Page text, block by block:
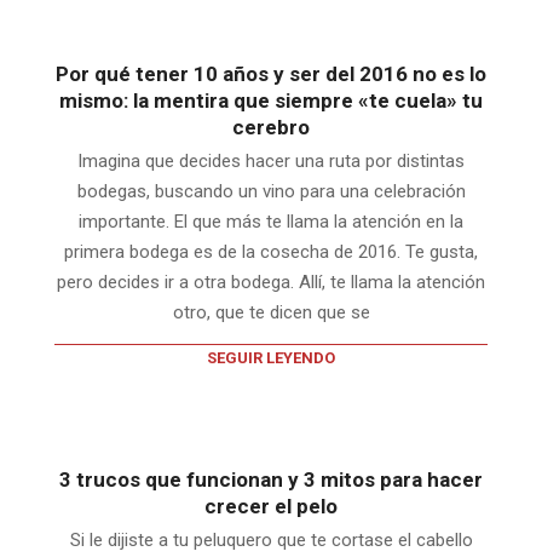
Por qué tener 10 años y ser del 2016 no es lo
mismo: la mentira que siempre «te cuela» tu
cerebro
Imagina que decides hacer una ruta por distintas
bodegas, buscando un vino para una celebración
importante. El que más te llama la atención en la
primera bodega es de la cosecha de 2016. Te gusta,
pero decides ir a otra bodega. Allí, te llama la atención
otro, que te dicen que se
SEGUIR LEYENDO
3 trucos que funcionan y 3 mitos para hacer
crecer el pelo
Si le dijiste a tu peluquero que te cortase el cabello